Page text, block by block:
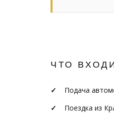
ЧТО
Подача
Поездка из